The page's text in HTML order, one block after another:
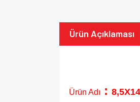
Ürün Açıklaması
Ürün Adı :